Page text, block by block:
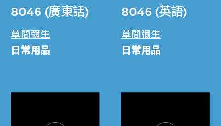
8046 (廣東話)
草間彌生
日常用品
8046 (英語)
草間彌生
日常用品